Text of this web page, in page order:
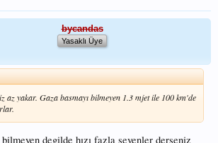
bycandas
Yasaklı Üye
az yakar. Gaza basmayı bilmeyen 1.3 mjet ile 100 km'de
degilde hızı fazla sevenler derseniz